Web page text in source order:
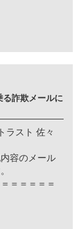
る詐欺メールに
ラスト 佐々
容のメール
＝＝＝＝＝